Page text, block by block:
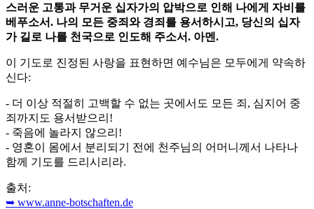
스러운 고통과 무거운 십자가의 압박으로 인해 나에게 자비를
베푸소서. 나의 모든 중죄와 경죄를 용서하시고, 당신의 십자
가 길로 나를 천국으로 인도해 주소서. 아멘.
이 기도로 진정된 사랑을 표현하면 예수님은 모두에게 약속하
신다:
- 더 이상 적절히 고백할 수 없는 곳에서도 모든 죄, 심지어 중
죄까지도 용서받으리!
- 죽음에 놀라지 않으리!
- 영혼이 몸에서 분리되기 전에 천주님의 어머니께서 나타나
함께 기도를 드리시리라.
출처:
➥ www.anne-botschaften.de